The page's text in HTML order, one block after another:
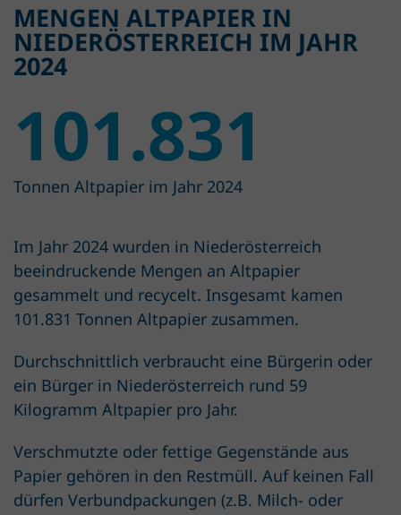
MENGEN ALTPAPIER IN
NIEDERÖSTERREICH IM JAHR
2024
101.831
Tonnen Altpapier im Jahr 2024
Im Jahr 2024 wurden in Nieder­österreich
beeindruckende Mengen an Altpapier
gesammelt und recycelt. Insgesamt kamen
101.831 Tonnen Altpapier zusammen.
Durchschnittlich verbraucht eine Bürgerin oder
ein Bürger in Niederösterreich rund 59
Kilogramm Altpapier pro Jahr.
Verschmutzte oder fettige Gegenstände aus
Papier gehören in den Restmüll. Auf keinen Fall
dürfen Verbundpackungen (z.B. Milch- oder